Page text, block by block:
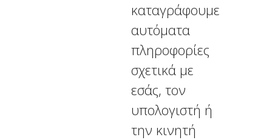
καταγράφουμε
αυτόματα
πληροφορίες
σχετικά με
εσάς, τον
υπολογιστή ή
την κινητή